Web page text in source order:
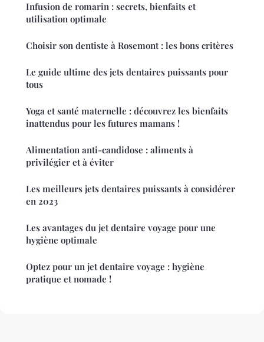
Infusion de romarin : secrets, bienfaits et
utilisation optimale
Choisir son dentiste à Rosemont : les bons critères
Le guide ultime des jets dentaires puissants pour
tous
Yoga et santé maternelle : découvrez les bienfaits
inattendus pour les futures mamans !
Alimentation anti-candidose : aliments à
privilégier et à éviter
Les meilleurs jets dentaires puissants à considérer
en 2023
Les avantages du jet dentaire voyage pour une
hygiène optimale
Optez pour un jet dentaire voyage : hygiène
pratique et nomade !